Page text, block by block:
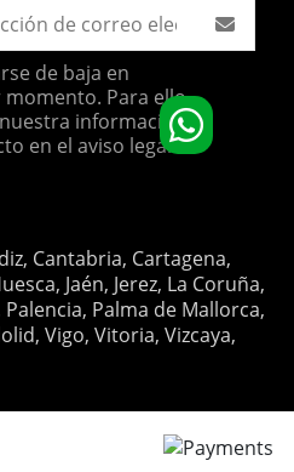
de baja en
Para ello,
información
en el aviso legal.
Cantabria, Cartagena,
Jaén, Jerez, La Coruña,
Palma de Mallorca,
Vigo, Vitoria, Vizcaya,